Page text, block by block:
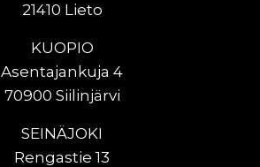
21410 Lieto
KUOPIO
Asentajankuja 4
70900 Siilinjärvi
SEINÄJOKI
Rengastie 13